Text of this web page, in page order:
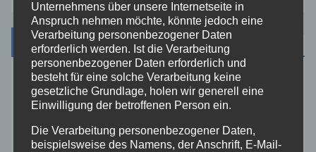
Kategorien
Aktuelles
Unternehmens über unsere Internetseite in
Anspruch nehmen möchte, könnte jedoch eine
Verarbeitung personenbezogener Daten
erforderlich werden. Ist die Verarbeitung
personenbezogener Daten erforderlich und
besteht für eine solche Verarbeitung keine
gesetzliche Grundlage, holen wir generell eine
Einwilligung der betroffenen Person ein.
Die Verarbeitung personenbezogener Daten,
beispielsweise des Namens, der Anschrift, E-Mail-